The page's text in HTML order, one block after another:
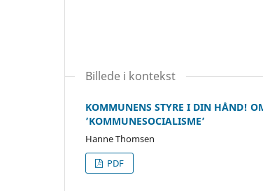
Billede i kontekst
KOMMUNENS STYRE I DIN HÅND!
’KOMMUNESOCIALISME’
Hanne Thomsen
PDF